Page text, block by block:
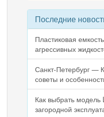
Последние
Пластиковая
агрессивных
Санкт-Петербург —
советы и
Как выбрать модель
загородной